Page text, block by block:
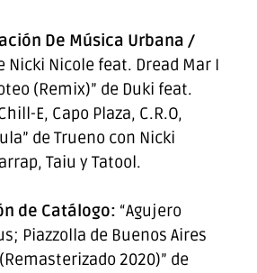
De Música Urbana /
Nicki Nicole feat. Dread Mar I
(Remix)” de Duki feat.
E, Capo Plaza, C.R.O,
de Trueno con Nicki
Taiu y Tatool.
de Catálogo: “Agujero
Piazzolla de Buenos Aires
2020)” de